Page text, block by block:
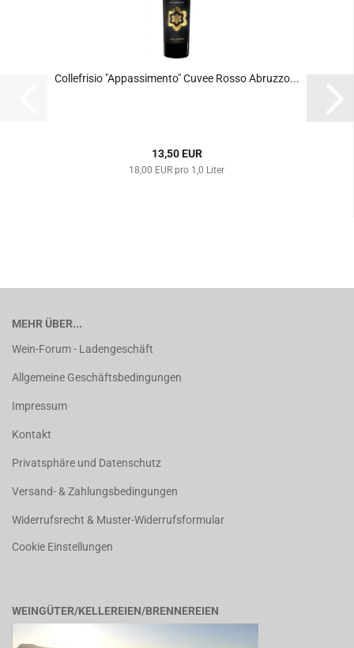
Collefrisio "Appassimento" Cuvee Rosso Abruzzo...
13,50 EUR
18,00 EUR pro 1,0 Liter
MEHR ÜBER...
Wein-Forum - Ladengeschäft
Allgemeine Geschäftsbedingungen
Impressum
Kontakt
Privatsphäre und Datenschutz
Versand- & Zahlungsbedingungen
Widerrufsrecht & Muster-Widerrufsformular
Cookie Einstellungen
WEINGÜTER/KELLEREIEN/BRENNEREIEN